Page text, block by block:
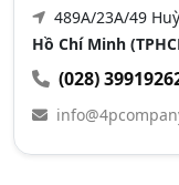
489A/23A/49
Hồ Chí Minh
(028)